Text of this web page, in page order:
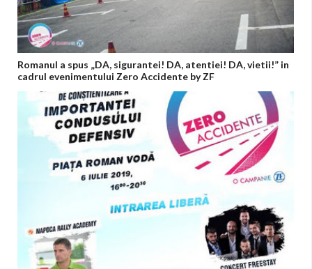
Romanul a spus „DA, sigurantei! DA, atentiei! DA, vietii!” in
cadrul evenimentului Zero Accidente by ZF